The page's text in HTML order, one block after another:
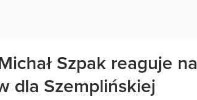
Szpak reaguje na
dla Szemplińskiej